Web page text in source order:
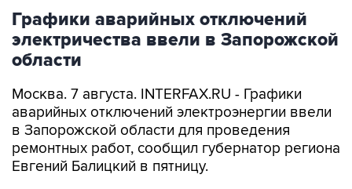
Графики аварийных отключений
электричества ввели в Запорожской
области
Москва. 7 августа. INTERFAX.RU - Графики
аварийных отключений электроэнергии ввели
в Запорожской области для проведения
ремонтных работ, сообщил губернатор региона
Евгений Балицкий в пятницу.